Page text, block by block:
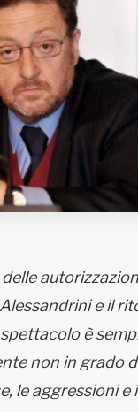
e il
è
non in grado
le aggressioni